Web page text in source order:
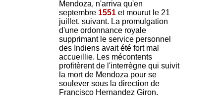
Mendoza, n'arriva qu'en
septembre 1551 et mourut le 21
juillet. suivant. La promulgation
d'une ordonnance royale
supprimant le service personnel
des Indiens avait été fort mal
accueillie. Les mécontents
profitèrent de l'interrègne qui suivit
la mort de Mendoza pour se
soulever sous la direction de
Francisco Hernandez Giron.